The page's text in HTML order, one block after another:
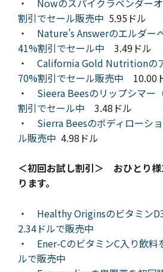
割引でセール販売中 5.95ドル
・ Nature’s Answerのエルダー
41%割引でセール中 3.49ドル
・ California Gold Nutritionの
70%割引でセール販売中 10.00
・ Sieera Beesのリップシマー
割引でセール中 3.48ドル
・ Sierra Beesのボディローシ
ル販売中 4.98ドル
＜初回お試し割引＞ おひとり
ります。
・ Healthy Originsのビタミン
2.34ドルで販売中
・ Ener-CのビタミンC入り飲
ルで販売中